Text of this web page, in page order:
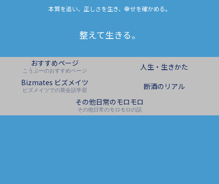
本質を追い、正しさを生き、幸せを確かめる。
整えて生きる。
おすすめページ
こうぷーのおすすめページ
人生・生きかた
Bizmates ビズメイツ
ビズメイツでの英会話学習
断酒のリアル
その他日常のモロモロ
その他日常のモロモロの話